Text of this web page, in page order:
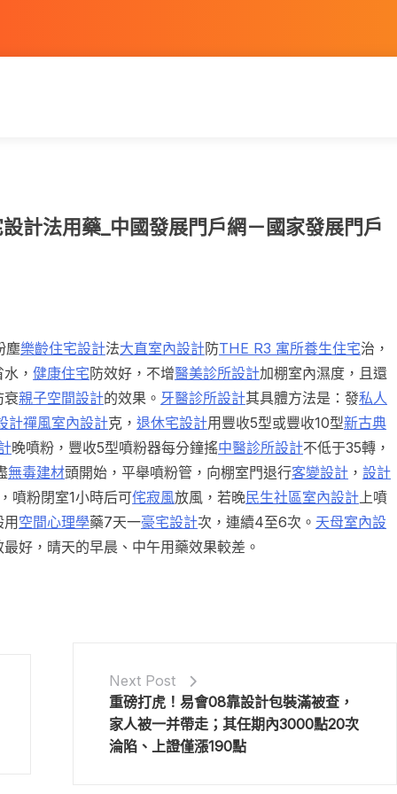
計法用藥_中國發展門戶網－國家發展門戶
塵樂齡住宅設計法大直室內設計防THE R3 寓所養生住宅治，
， 健康住宅防效好，不增醫美診所設計加棚室內濕度，且還
衰親子空間設計的效果。 牙醫診所設計其具體方法是：發私人
計禪風室內設計克， 退休宅設計用豐收5型或豐收10型新古典
晚噴粉，豐收5型噴粉器每分鐘搖中醫診所設計不低于35轉，
無毒建材頭開始，平舉噴粉管，向棚室門退行客變設計 ， 設計
噴粉閉室1小時后可侘寂風放風，若晚民生社區室內設計上噴
空間心理學藥7天一豪宅設計次，連續4至6次。 天母室內設
最好，晴天的早晨、中午用藥效果較差。
Next Post
重磅打虎！易會08靠設計包裝滿被查，
家人被一并帶走；其任期內3000點20次
淪陷、上證僅漲190點